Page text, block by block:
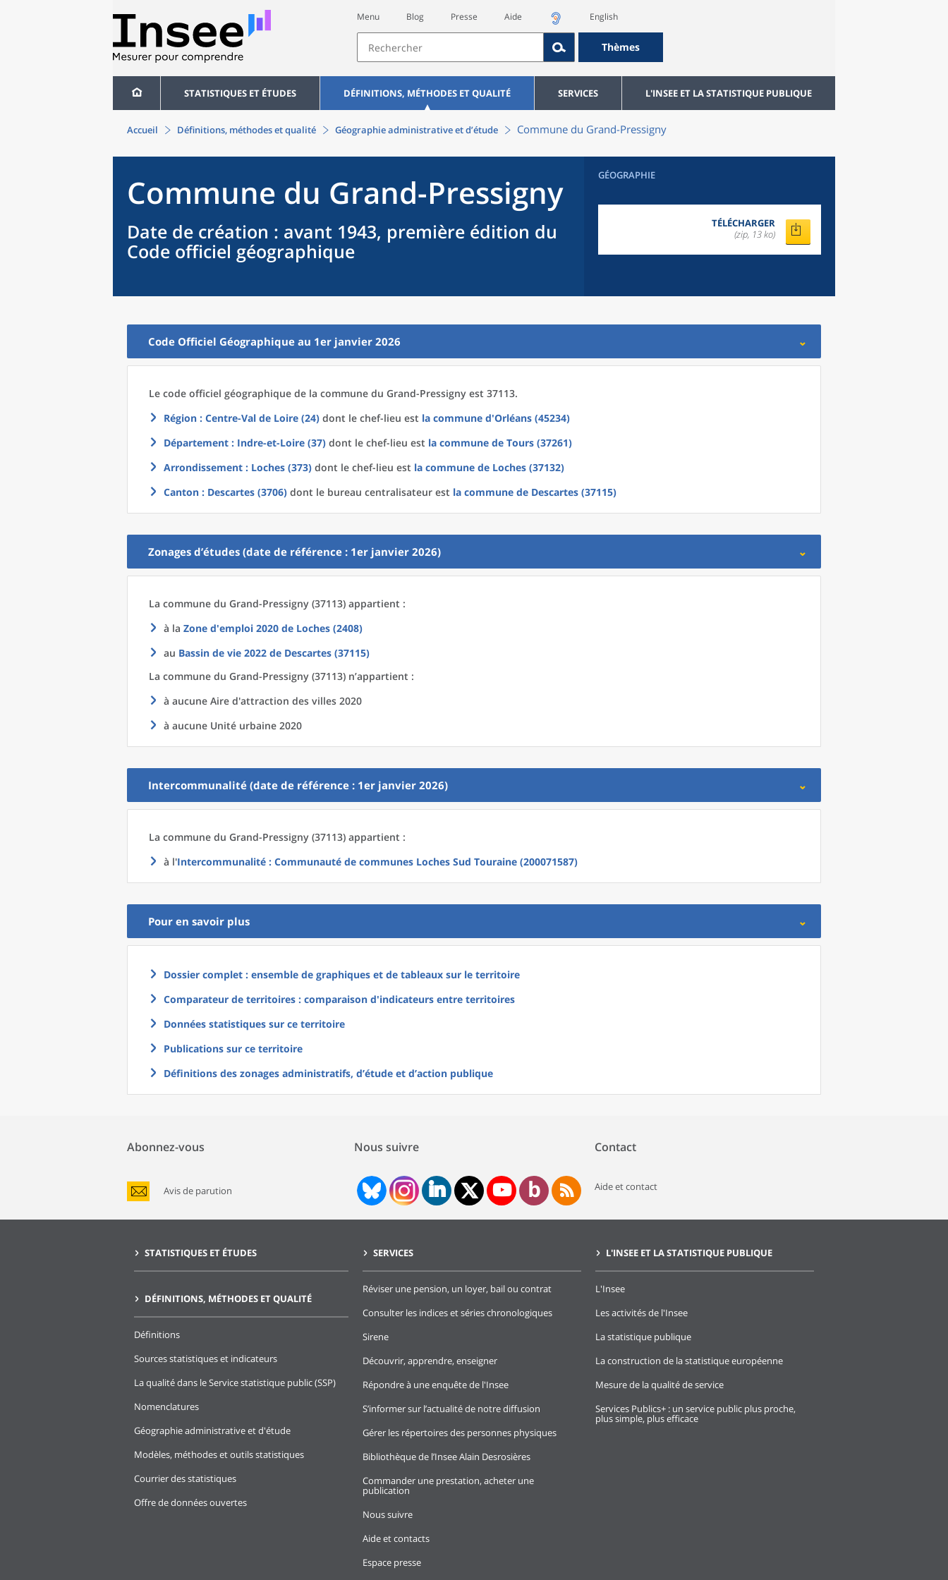
Menu Blog Presse Aide English
Thèmes
STATISTIQUES ET ÉTUDES DÉFINITIONS, MÉTHODES ET QUALITÉ SERVICES L'INSEE ET LA STATISTIQUE PUBLIQUE
Accueil Définitions, méthodes et qualité Géographie administrative et d’étude Commune du Grand-Pressigny
Commune du Grand-Pressigny
Date de création : avant 1943, première édition du
Code officiel géographique
GÉOGRAPHIE
TÉLÉCHARGER
(zip, 13 ko)
Code Officiel Géographique au 1er janvier 2026
Le code officiel géographique de la commune du Grand-Pressigny est 37113.
Région : Centre-Val de Loire (24) dont le chef-lieu est la commune d'Orléans (45234)
Département : Indre-et-Loire (37) dont le chef-lieu est la commune de Tours (37261)
Arrondissement : Loches (373) dont le chef-lieu est la commune de Loches (37132)
Canton : Descartes (3706) dont le bureau centralisateur est la commune de Descartes (37115)
Zonages d’études (date de référence : 1er janvier 2026)
La commune du Grand-Pressigny (37113) appartient :
à la Zone d'emploi 2020 de Loches (2408)
au Bassin de vie 2022 de Descartes (37115)
La commune du Grand-Pressigny (37113) n’appartient :
à aucune Aire d'attraction des villes 2020
à aucune Unité urbaine 2020
Intercommunalité (date de référence : 1er janvier 2026)
La commune du Grand-Pressigny (37113) appartient :
à l'Intercommunalité : Communauté de communes Loches Sud Touraine (200071587)
Pour en savoir plus
Dossier complet : ensemble de graphiques et de tableaux sur le territoire
Comparateur de territoires : comparaison d'indicateurs entre territoires
Données statistiques sur ce territoire
Publications sur ce territoire
Définitions des zonages administratifs, d’étude et d’action publique
Abonnez-vous
Avis de parution
Nous suivre Contact
Aide et contact
STATISTIQUES ET ÉTUDES
DÉFINITIONS, MÉTHODES ET QUALITÉ
Définitions
Sources statistiques et indicateurs
La qualité dans le Service statistique public (SSP)
Nomenclatures
Géographie administrative et d'étude
Modèles, méthodes et outils statistiques
Courrier des statistiques
Offre de données ouvertes
SERVICES
Réviser une pension, un loyer, bail ou contrat
Consulter les indices et séries chronologiques
Sirene
Découvrir, apprendre, enseigner
Répondre à une enquête de l'Insee
S’informer sur l’actualité de notre diffusion
Gérer les répertoires des personnes physiques
Bibliothèque de l’Insee Alain Desrosières
Commander une prestation, acheter une
publication
Nous suivre
Aide et contacts
Espace presse
L'INSEE ET LA STATISTIQUE PUBLIQUE
L'Insee
Les activités de l'Insee
La statistique publique
La construction de la statistique européenne
Mesure de la qualité de service
Services Publics+ : un service public plus proche,
plus simple, plus efficace